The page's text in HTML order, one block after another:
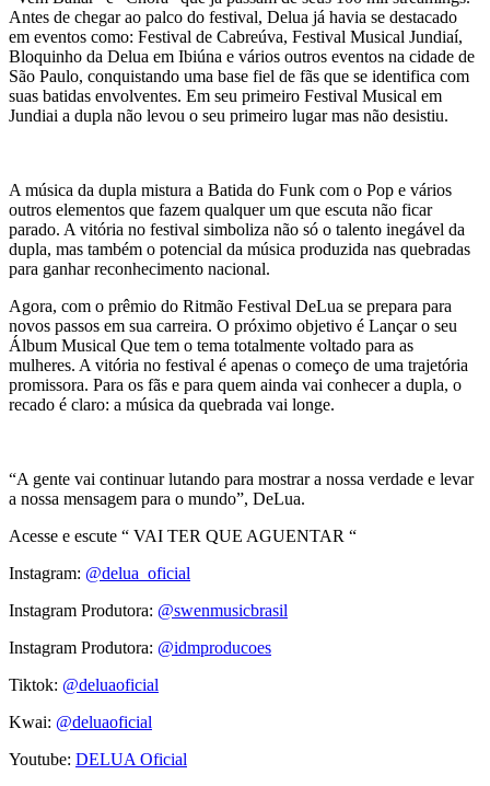
Antes de chegar ao palco do festival, Delua já havia se destacado
em eventos como: Festival de Cabreúva, Festival Musical Jundiaí,
Bloquinho da Delua em Ibiúna e vários outros eventos na cidade de
São Paulo, conquistando uma base fiel de fãs que se identifica com
suas batidas envolventes. Em seu primeiro Festival Musical em
Jundiai a dupla não levou o seu primeiro lugar mas não desistiu.
A música da dupla mistura a Batida do Funk com o Pop e vários
outros elementos que fazem qualquer um que escuta não ficar
parado. A vitória no festival simboliza não só o talento inegável da
dupla, mas também o potencial da música produzida nas quebradas
para ganhar reconhecimento nacional.
Agora, com o prêmio do Ritmão Festival DeLua se prepara para
novos passos em sua carreira. O próximo objetivo é Lançar o seu
Álbum Musical Que tem o tema totalmente voltado para as
mulheres. A vitória no festival é apenas o começo de uma trajetória
promissora. Para os fãs e para quem ainda vai conhecer a dupla, o
recado é claro: a música da quebrada vai longe.
“A gente vai continuar lutando para mostrar a nossa verdade e levar
a nossa mensagem para o mundo”, DeLua.
Acesse e escute “ VAI TER QUE AGUENTAR “
Instagram: @delua_oficial
Instagram Produtora: @swenmusicbrasil
Instagram Produtora: @idmproducoes
Tiktok: @deluaoficial
Kwai: @deluaoficial
Youtube: DELUA Oficial